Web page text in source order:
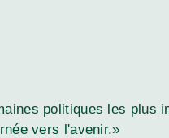
politiques les plus
vers l'avenir.»